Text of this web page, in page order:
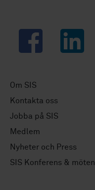
Facebook LinkedIn
Om SIS
Kontakta oss
Jobba på SIS
Medlem
Nyheter och Press
SIS Konferens & möten